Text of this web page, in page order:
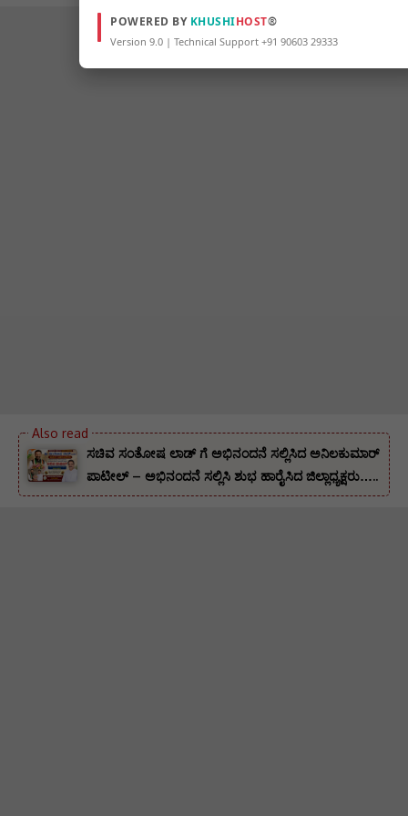
ಸಚಿವ ಸಂತೋಷ ಲಾಡ್ ಗೆ ಅಭಿನಂದನೆ ಸಲ್ಲಿಸಿದ ಅನಿಲಕುಮಾರ್
ಪಾಟೀಲ್ – ಅಭಿನಂದನೆ ಸಲ್ಲಿಸಿ ಶುಭ ಹಾರೈಸಿದ ಜಿಲ್ಲಾಧ್ಯಕ್ಷರು…..
POWERED BY KHUSHIHOST®
Version 9.0 | Technical Support +91 90603 29333